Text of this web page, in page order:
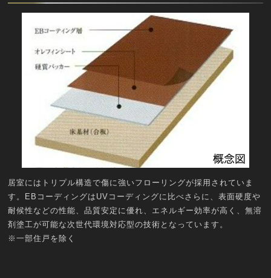
居室にはトリプル構造で傷に強いフローリングが採用されていま
す。EBコーディングはUVコーディングに比べさらに、表面硬度や
耐候性などの性能、品質安定に優れ、エネルギー効率が高く、無溶
剤塗工が可能な次世代環境対応型の技術となっています。
※一部住戸を除く